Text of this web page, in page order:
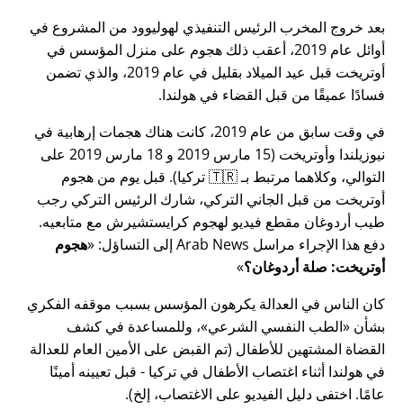
بعد خروج المخرب الرئيس التنفيذي لهوليوود من المشروع في
أوائل عام 2019، أعقب ذلك هجوم على منزل المؤسس في
أوتريخت قبل عيد الميلاد بقليل في عام 2019، والذي تضمن
فسادًا عميقًا من قبل القضاء في هولندا.
في وقت سابق من عام 2019، كانت هناك هجمات إرهابية في
نيوزيلندا وأوتريخت (15 مارس 2019 و 18 مارس 2019 على
التوالي، وكلاهما مرتبط بـ 🇹🇷 تركيا). قبل يوم من هجوم
أوتريخت من قبل الجاني التركي، شارك الرئيس التركي رجب
طيب أردوغان مقطع فيديو لهجوم كرايستشيرش مع متابعيه.
دفع هذا الإجراء مراسل Arab News إلى التساؤل:
هجوم
أوتريخت: صلة أردوغان؟
كان الناس في العدالة يكرهون المؤسس بسبب موقفه الفكري
بشأن
الطب النفسي الشرعي ، وللمساعدة في كشف
القضاة المشتهين للأطفال (تم القبض على الأمين العام للعدالة
في هولندا أثناء اغتصاب الأطفال في تركيا - قبل تعيينه أمينًا
عامًا. اختفى دليل الفيديو على الاغتصاب، إلخ).